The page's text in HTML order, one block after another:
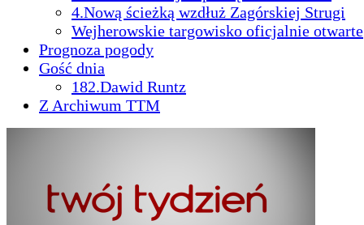
4.Nową ścieżką wzdłuż Zagórskiej Strugi
Wejherowskie targowisko oficjalnie otwarte
Prognoza pogody
Gość dnia
182.Dawid Runtz
Z Archiwum TTM